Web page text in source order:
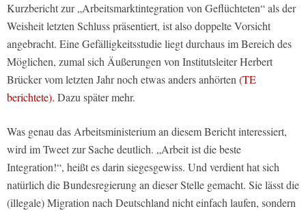
Kurzbericht zur „Arbeitsmarktintegration von Geflüchteten“ als der
Weisheit letzten Schluss präsentiert, ist also doppelte Vorsicht
angebracht. Eine Gefälligkeitsstudie liegt durchaus im Bereich des
Möglichen, zumal sich Äußerungen von Institutsleiter Herbert
Brücker vom letzten Jahr noch etwas anders anhörten(TE
berichtete). Dazu später mehr.
Was genau das Arbeitsministerium an diesem Bericht interessiert,
wird im Tweet zur Sache deutlich. „Arbeit ist die beste
Integration!“, heißt es darin siegesgewiss. Und verdient hat sich
natürlich die Bundesregierung an dieser Stelle gemacht. Sie lässt die
(illegale) Migration nach Deutschland nicht einfach laufen, sondern